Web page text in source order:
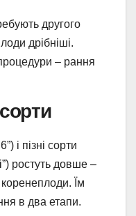
другого
дрібніші.
– рання
і пізні сорти
ростуть довше –
Їм
в два етапи.